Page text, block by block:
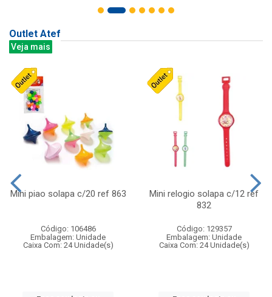
Outlet Atef
Veja mais
Mini piao solapa c/20 ref 863
Código: 106486
Embalagem: Unidade
Caixa Com: 24 Unidade(s)
Mini relogio solapa c/12 ref
832
Código: 129357
Embalagem: Unidade
Caixa Com: 24 Unidade(s)